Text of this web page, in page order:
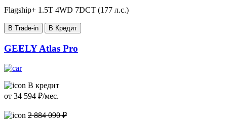
Flagship+ 1.5T 4WD 7DCT (177 л.с.)
В Trade-in В Кредит
GEELY Atlas Pro
В кредит
от 34 594 ₽/мес.
2 884 090 ₽